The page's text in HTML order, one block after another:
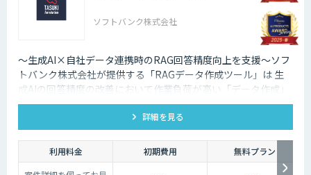
ソフトバンク株式会社
～生成AI×自社データ連携時のRAG回答精度向上を支援～ソフ
トバンク株式会社が提供する「RAGデータ作成ツール」は 生
成AIの回答精度の改善において作業負荷が高い「データ作成」
や「回答精度評価」を ワンストップで効率化し、回答精度の向
詳細を見る
利用料金 初期費用
無料プラン